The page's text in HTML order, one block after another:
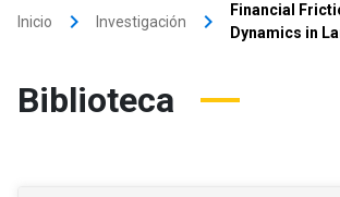
Inicio keyboard_arrow_right Investigación keyboard_arrow_right
Financial
Dynamics in
Biblioteca